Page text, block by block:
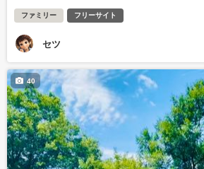
ファミリー フリーサイト
セツ
40